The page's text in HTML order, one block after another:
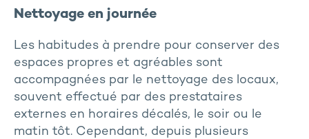
Nettoyage en journée
Les habitudes à prendre pour conserver des
espaces propres et agréables sont
accompagnées par le nettoyage des locaux,
souvent effectué par des prestataires
externes en horaires décalés, le soir ou le
matin tôt. Cependant, depuis plusieurs